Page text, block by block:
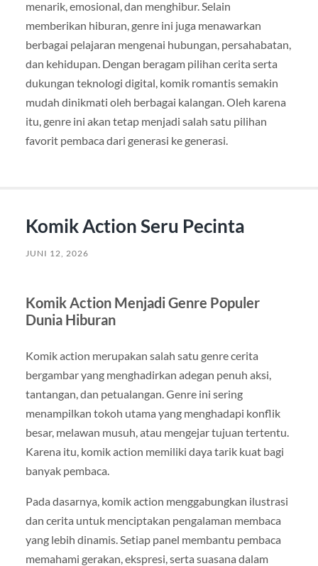
menarik, emosional, dan menghibur. Selain
memberikan hiburan, genre ini juga menawarkan
berbagai pelajaran mengenai hubungan, persahabatan,
dan kehidupan. Dengan beragam pilihan cerita serta
dukungan teknologi digital, komik romantis semakin
mudah dinikmati oleh berbagai kalangan. Oleh karena
itu, genre ini akan tetap menjadi salah satu pilihan
favorit pembaca dari generasi ke generasi.
Komik Action Seru Pecinta
JUNI 12, 2026
Komik Action Menjadi Genre Populer
Dunia Hiburan
Komik action merupakan salah satu genre cerita
bergambar yang menghadirkan adegan penuh aksi,
tantangan, dan petualangan. Genre ini sering
menampilkan tokoh utama yang menghadapi konflik
besar, melawan musuh, atau mengejar tujuan tertentu.
Karena itu, komik action memiliki daya tarik kuat bagi
banyak pembaca.
Pada dasarnya, komik action menggabungkan ilustrasi
dan cerita untuk menciptakan pengalaman membaca
yang lebih dinamis. Setiap panel membantu pembaca
memahami gerakan, ekspresi, serta suasana dalam